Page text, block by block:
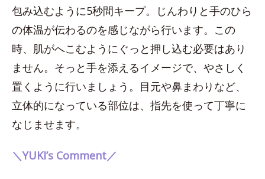
包み込むように5秒間キープ。じんわりと手のひら
の体温が伝わるのを感じながら行います。この
時、肌がへこむようにぐっと押し込む必要はあり
ません。そっと手を添えるイメージで、やさしく
置くように行いましょう。目元や鼻まわりなど、
立体的になっている部位は、指先を使って丁寧に
なじませます。
＼YUKI’s Comment／